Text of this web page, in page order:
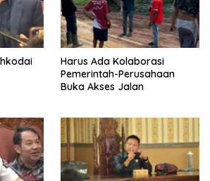
Harus Ada Kolaborasi
Pemerintah-Perusahaan
Buka Akses Jalan